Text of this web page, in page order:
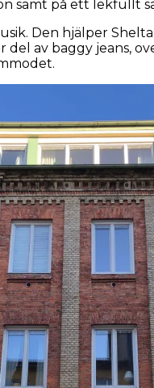
samt på ett lekfullt
Den hjälper
av baggy jeans,